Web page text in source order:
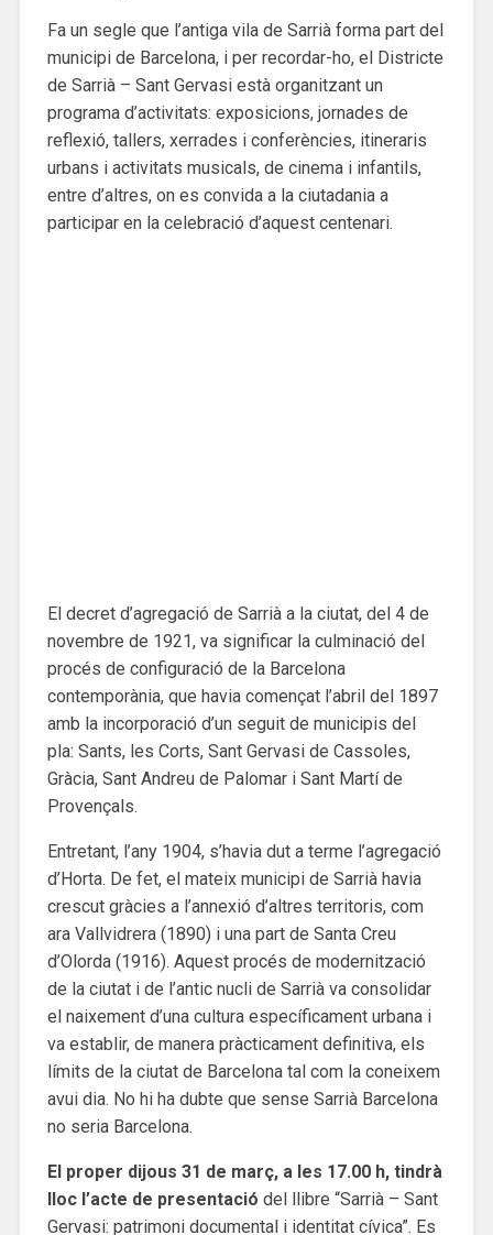
Fa un segle que l’antiga vila de Sarrià forma part del
municipi de Barcelona, i per recordar-ho, el Districte
de Sarrià – Sant Gervasi està organitzant un
programa d’activitats: exposicions, jornades de
reflexió, tallers, xerrades i conferències, itineraris
urbans i activitats musicals, de cinema i infantils,
entre d’altres, on es convida a la ciutadania a
participar en la celebració d’aquest centenari.
El decret d’agregació de Sarrià a la ciutat, del 4 de
novembre de 1921, va significar la culminació del
procés de configuració de la Barcelona
contemporània, que havia començat l’abril del 1897
amb la incorporació d’un seguit de municipis del
pla: Sants, les Corts, Sant Gervasi de Cassoles,
Gràcia, Sant Andreu de Palomar i Sant Martí de
Provençals.
Entretant, l’any 1904, s’havia dut a terme l’agregació
d’Horta. De fet, el mateix municipi de Sarrià havia
crescut gràcies a l’annexió d’altres territoris, com
ara Vallvidrera (1890) i una part de Santa Creu
d’Olorda (1916). Aquest procés de modernització
de la ciutat i de l’antic nucli de Sarrià va consolidar
el naixement d’una cultura específicament urbana i
va establir, de manera pràcticament definitiva, els
límits de la ciutat de Barcelona tal com la coneixem
avui dia. No hi ha dubte que sense Sarrià Barcelona
no seria Barcelona.
El proper dijous 31 de març, a les 17.00 h, tindrà
lloc l’acte de presentació del llibre “Sarrià – Sant
Gervasi: patrimoni documental i identitat cívica”. Es